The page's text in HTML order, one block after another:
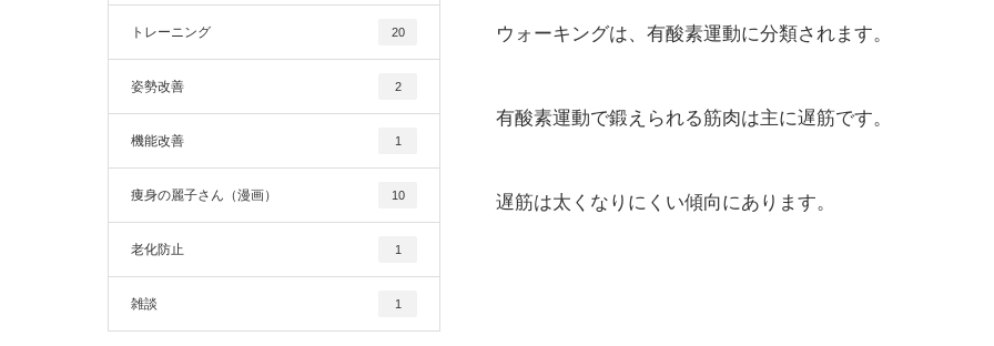
ウォーキングは、有酸素運動に分類されます。
有酸素運動で鍛えられる筋肉は主に遅筋です。
遅筋は太くなりにくい傾向にあります。
トレーニング 20
姿勢改善 2
機能改善 1
痩身の麗子さん（漫画） 10
老化防止 1
雑談 1